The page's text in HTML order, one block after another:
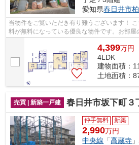
愛知県春日井市
当物件をご覧いただき有り難うございます！
料が無料になっている優良な物件です。お部屋
せて頂きますのでお気軽にお問合せ下...
4,399万円
4LDK
建物面積：
土地面積：
売買 | 新築一戸建 春日井市坂下町３丁目1212-6『
仲手無料 新築
2,990万円
中央線 「高蔵寺